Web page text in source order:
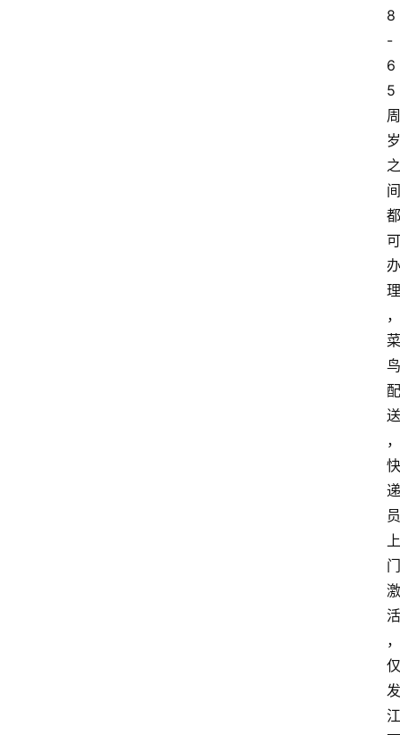
8
-
6
5
周
岁
之
间
都
可
办
理
，
菜
鸟
配
送
，
快
递
员
上
门
激
活
，
仅
发
江